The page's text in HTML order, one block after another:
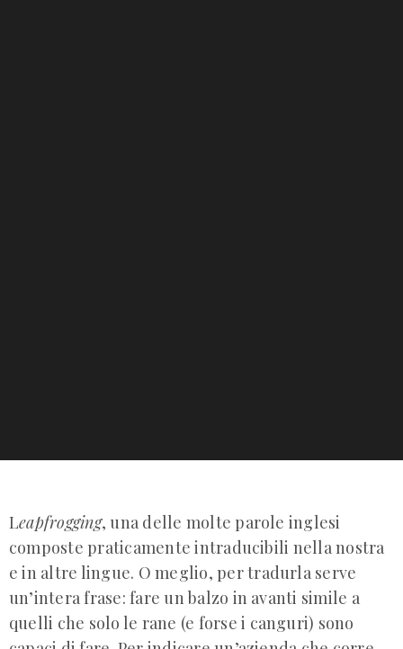
Leapfrogging, una delle molte parole inglesi
composte praticamente intraducibili nella nostra
e in altre lingue. O meglio, per tradurla serve
un’intera frase: fare un balzo in avanti simile a
quelli che solo le rane (e forse i canguri) sono